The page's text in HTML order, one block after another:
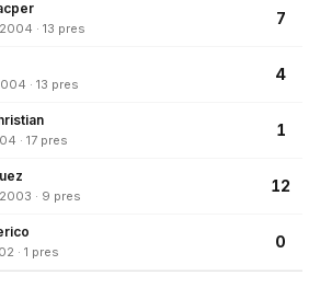
· 13 pres
7
· 13 pres
4
· 17 pres
1
2003 · 9 pres
12
· 1 pres
0